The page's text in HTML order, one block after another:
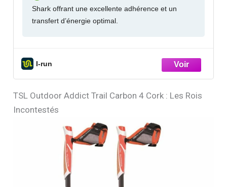
Shark offrant une excellente adhérence et un
transfert d’énergie optimal.
I-run
TSL Outdoor Addict Trail Carbon 4 Cork : Les Rois
Incontestés